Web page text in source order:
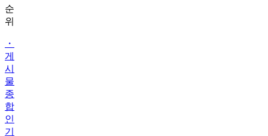
순
위
・
게
시
물
종
합
인
기